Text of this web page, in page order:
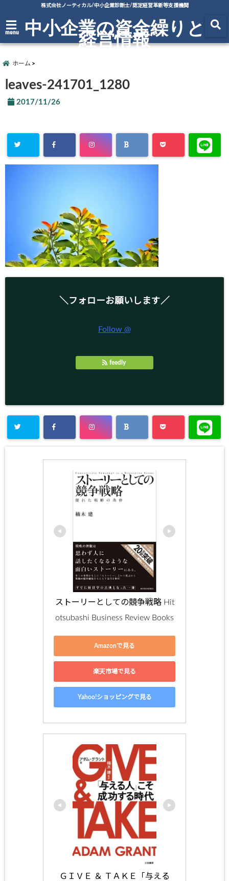
株式会社ノーティカル/中小企業診断士/認定経営革新等支援機関
menu 中小企業の資金繰りと
経営情報
ホーム
leaves-241701_1280
2017/11/26
＼フォローお願いします／
Follow @
feedly
ストーリーとしての競争戦略 Hit
otsubashi Business Review Books
Amazonで見る
楽天市場で見る
Yahoo!ショッピングで見る
ＧＩＶＥ ＆ ＴＡＫＥ「与える